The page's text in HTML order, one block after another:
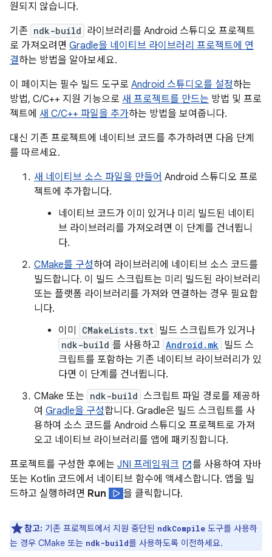
원되지 않습니다.
기존 ndk-build 라이브러리를 Android 스튜디오 프로젝트
로 가져오려면 Gradle을 네이티브 라이브러리 프로젝트에 연
결하는 방법을 알아보세요.
이 페이지는 필수 빌드 도구로 Android 스튜디오를 설정하는
방법, C/C++ 지원 기능으로 새 프로젝트를 만드는 방법 및 프로
젝트에 새 C/C++ 파일을 추가하는 방법을 보여줍니다.
대신 기존 프로젝트에 네이티브 코드를 추가하려면 다음 단계
를 따르세요.
새 네이티브 소스 파일을 만들어 Android 스튜디오 프로
젝트에 추가합니다.
네이티브 코드가 이미 있거나 미리 빌드된 네이티
브 라이브러리를 가져오려면 이 단계를 건너뜁니
다.
CMake를 구성하여 라이브러리에 네이티브 소스 코드를
빌드합니다. 이 빌드 스크립트는 미리 빌드된 라이브러리
또는 플랫폼 라이브러리를 가져와 연결하는 경우 필요합
니다.
이미
CMakeLists.txt 빌드 스크립트가 있거나
ndk-build 를 사용하고 Android.mk 빌드 스
크립트를 포함하는 기존 네이티브 라이브러리가 있
다면 이 단계를 건너뜁니다.
CMake 또는 ndk-build 스크립트 파일 경로를 제공하
여 Gradle을 구성합니다. Gradle은 빌드 스크립트를 사
용하여 소스 코드를 Android 스튜디오 프로젝트로 가져
오고 네이티브 라이브러리를 앱에 패키징합니다.
프로젝트를 구성한 후에는 JNI 프레임워크
를 사용하여 자바
또는 Kotlin 코드에서 네이티브 함수에 액세스합니다. 앱을 빌
드하고 실행하려면 Run 을 클릭합니다.
참고: 기존 프로젝트에서 지원 중단된 ndkCompile 도구를 사용하
는 경우 CMake 또는 ndk-build를 사용하도록 이전하세요.